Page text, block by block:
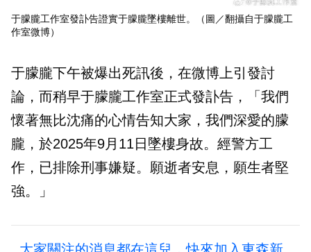
于朦朧工作室發訃告證實于朦朧墜樓離世。（圖／翻攝自于朦朧工
作室微博）
于朦朧下午被爆出死訊後，在微博上引發討
論，而稍早于朦朧工作室正式發訃告，「我們
懷著無比沈痛的心情告知大家，我們深愛的朦
朧，於2025年9月11日墜樓身故。經警方工
作，已排除刑事嫌疑。願逝者安息，願生者堅
強。」
大家關注的消息都在這兒，快來加入東森新